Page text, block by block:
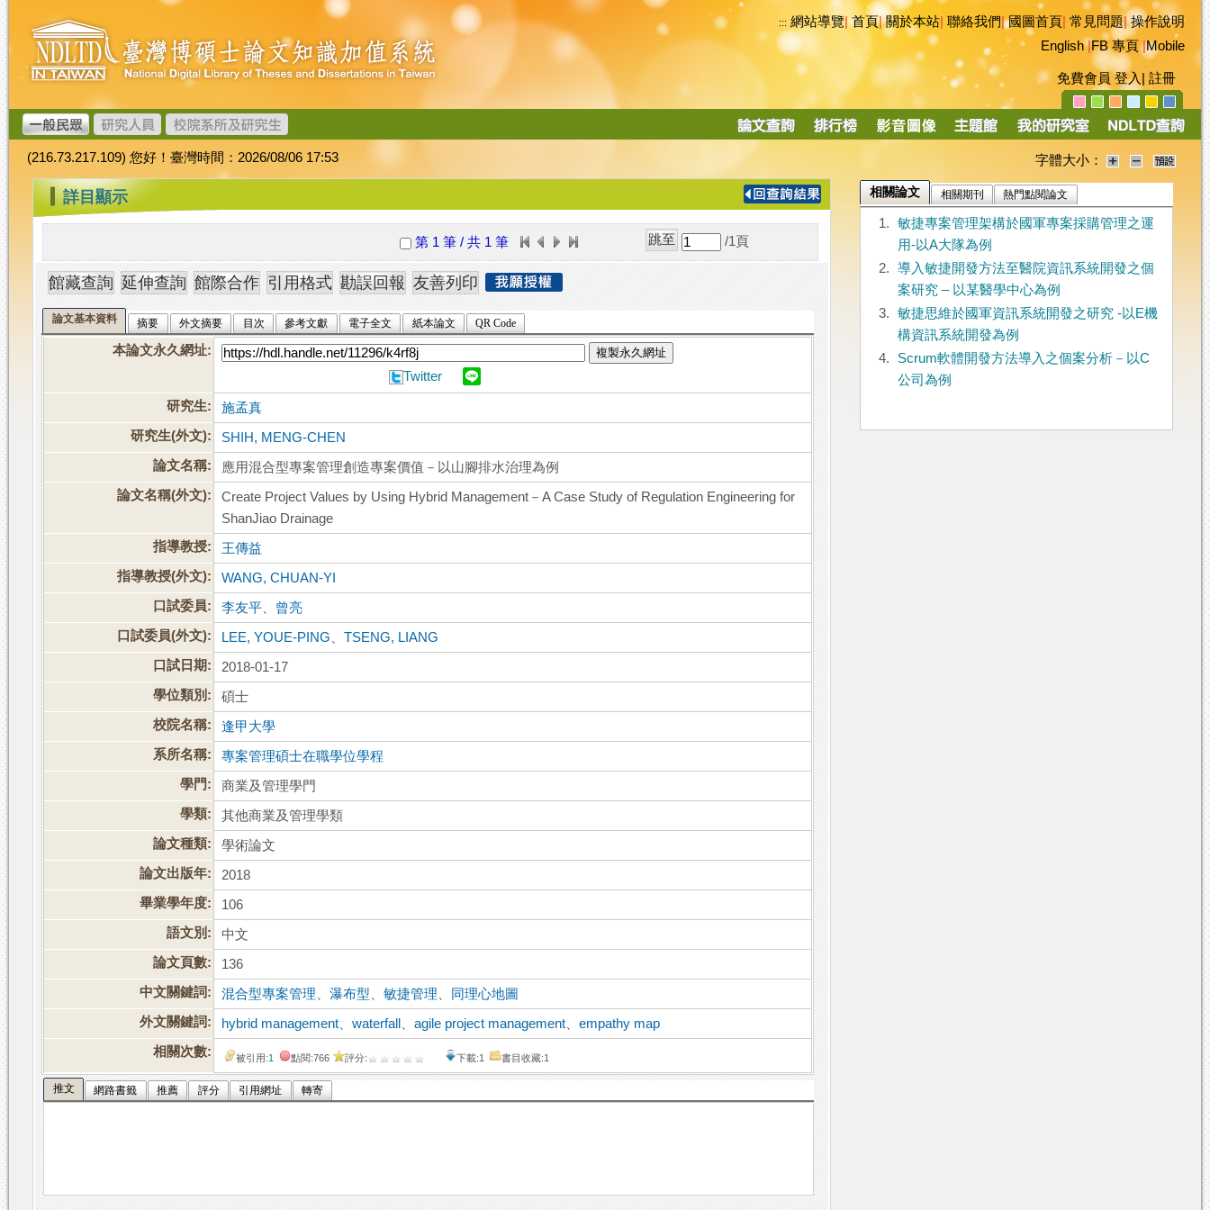
跳
到
主
要
內
容
臺
灣
博
碩
士
論
文
加
值
系
統
::: 網站導覽|首頁|關於本站 聯絡我們|國圖首頁 常見問題|操作說明
English|FB 專頁|Mobile
免費會員 登入 註冊
導
(216.73.217.109) 您好！臺灣時間：2026/08/06 17:53 字體大小：
::: 詳目顯示
第 1 筆 / 共 1 筆 /1 頁
論文基本資料 摘要 外文摘要 目次 參考文獻 電子全文 紙本論文 QR Code
本論文永久網址: 複製永久網址
Twitter
研究生:
施孟真
研究生(外文):
SHIH, MENG-CHEN
論文名稱:
應用混合型專案管理創造專案價值－以山腳排水治理為例
論文名稱(外文):
Create Project Values by Using Hybrid Management－A Case Study of Regulation Engineering for
ShanJiao Drainage
指導教授:
王傳益
指導教授(外文):
WANG, CHUAN-YI
口試委員:
李友平
曾亮
口試委員(外文):
LEE, YOUE-PING 、TSENG, LIANG
口試日期:
2018-01-17
學位類別:
碩士
校院名稱:
逢甲大學
系所名稱:
專案管理碩士在職學位學程
學門:
商業及管理學門
學類:
其他商業及管理學類
論文種類:
學術論文
論文出版年:
2018
畢業學年度:
106
語文別:
中文
論文頁數:
136
中文關鍵詞:
混合型專案管理 、瀑布型 、敏捷管理
同理心地圖
外文關鍵詞:
hybrid management 、waterfall 、agile project management 、empathy map
相關次數:
被引用:1 點閱:766 評分: 下載:1 書目收藏:1
推文 網路書籤 推薦 評分 引用網址 轉寄
相關論文 相關期刊 熱門點閱論文
1.
敏捷專案管理架構於國軍專案採購管理之運
用-以A大隊為例
2.
導入敏捷開發方法至醫院資訊系統開發之個
案研究 – 以某醫學中心為例
3.
敏捷思維於國軍資訊系統開發之研究 -以E機
構資訊系統開發為例
4.
Scrum軟體開發方法導入之個案分析－以C
公司為例